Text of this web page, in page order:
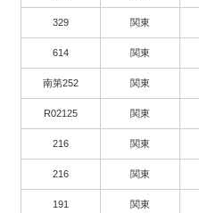
329 関東
614 関東
南第252 関東
R02125 関東
216 関東
216 関東
191 関東